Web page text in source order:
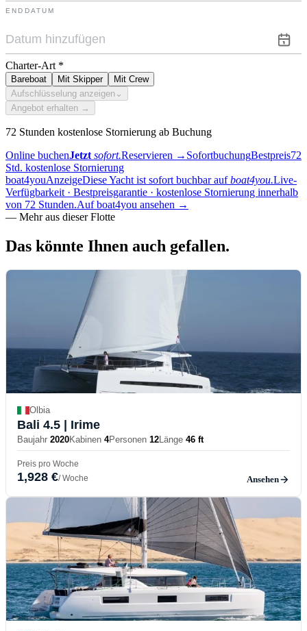
ENDDATUM
Charter-Art *
Bareboat Mit Skipper
Mit Crew
Aufschlüsselung anzeigen ⌄
Angebot erhalten →
72 Stunden kostenlose Stornierung ab Buchung
Online buchenJetzt sofort.Reservieren → SofortbuchungBestpreis72
Std. kostenlose Stornierung
boat4youAnzeigeDiese Yacht ist sofort buchbar auf boat4you.Live-
Verfügbarkeit · Bestpreisgarantie · kostenlose Stornierung innerhalb
von 72 Stunden.Auf boat4you ansehen →
— Mehr aus dieser Flotte
Das könnte Ihnen auch gefallen.
Olbia
Bali 4.5 | Irime
Baujahr 2020Kabinen 4Personen 12Länge 46 ft
Preis pro Woche
1,928 €/ Woche Ansehen